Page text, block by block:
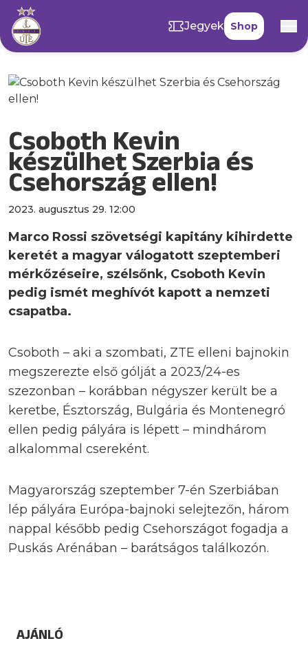
Jegyek Shop
Csoboth Kevin
készülhet Szerbia és
Csehország ellen!
2023. augusztus 29. 12:00
Marco Rossi szövetségi kapitány kihirdette
keretét a magyar válogatott szeptemberi
mérkőzéseire, szélsőnk, Csoboth Kevin
pedig ismét meghívót kapott a nemzeti
csapatba.
Csoboth – aki a szombati, ZTE elleni bajnokin
megszerezte első gólját a 2023/24-es
szezonban – korábban négyszer került be a
keretbe, Észtország, Bulgária és Montenegró
ellen pedig pályára is lépett – mindhárom
alkalommal csereként.
Magyarország szeptember 7-én Szerbiában
lép pályára Európa-bajnoki selejtezőn, három
nappal később pedig Csehországot fogadja a
Puskás Arénában – barátságos találkozón.
AJÁNLÓ